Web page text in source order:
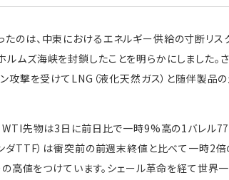
のは、中東におけるエネルギー供給の寸断リス
ムズ海峡を封鎖したことを明らかにしました。
ン攻撃を受けてLNG（液化天然ガス）と随伴製品
先物は3日に前日比で一時9%高の1バレル
ダTTF）は衝突前の前週末終値と比べて一時2
高値をつけています。シェール革命を経て世界